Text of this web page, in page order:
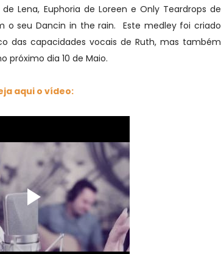
Lena, Euphoria de Loreen e Only Teardrops de
o seu Dancin in the rain. Este medley foi criado
das capacidades vocais de Ruth, mas também
próximo dia 10 de Maio.
aqui o vídeo: